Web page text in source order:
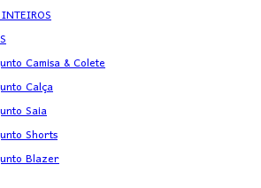
Camisa & Colete
Calça
Saia
Shorts
Blazer